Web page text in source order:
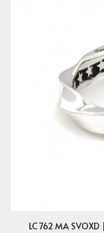
LC 762 MA